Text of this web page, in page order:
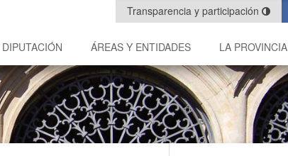
Transparencia y participación
ÁREAS Y ENTIDADES LA PROVINCIA